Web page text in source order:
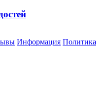
Информация Политика